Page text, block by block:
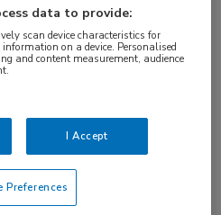
Tobias Kurth (Charité
Duitsland). Hoewel er
vrouwelijke
zou het toch zo
bij mannen
wordt.
populatieniveau weten we
vaker bij vrouwen
data to provide:
scan device characteristics for
on a device. Personalised
and content measurement, audience
I Accept
Preferences